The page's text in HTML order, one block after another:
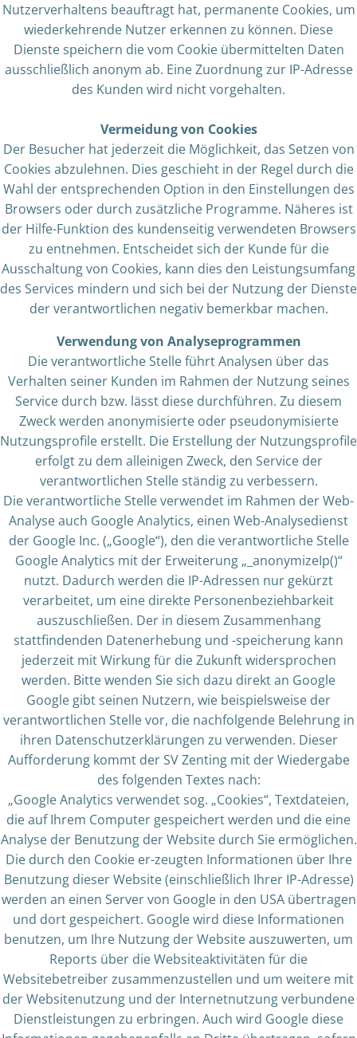
Nutzerverhaltens beauftragt hat, permanente Cookies, um
wiederkehrende Nutzer erkennen zu können. Diese
Dienste speichern die vom Cookie übermittelten Daten
ausschließlich anonym ab. Eine Zuordnung zur IP-Adresse
des Kunden wird nicht vorgehalten.
Vermeidung von Cookies
Der Besucher hat jederzeit die Möglichkeit, das Setzen von
Cookies abzulehnen. Dies geschieht in der Regel durch die
Wahl der entsprechenden Option in den Einstellungen des
Browsers oder durch zusätzliche Programme. Näheres ist
der Hilfe-Funktion des kundenseitig verwendeten Browsers
zu entnehmen. Entscheidet sich der Kunde für die
Ausschaltung von Cookies, kann dies den Leistungsumfang
des Services mindern und sich bei der Nutzung der Dienste
der verantwortlichen negativ bemerkbar machen.
Verwendung von Analyseprogrammen
Die verantwortliche Stelle führt Analysen über das
Verhalten seiner Kunden im Rahmen der Nutzung seines
Service durch bzw. lässt diese durchführen. Zu diesem
Zweck werden anonymisierte oder pseudonymisierte
Nutzungsprofile erstellt. Die Erstellung der Nutzungsprofile
erfolgt zu dem alleinigen Zweck, den Service der
verantwortlichen Stelle ständig zu verbessern.
Die verantwortliche Stelle verwendet im Rahmen der Web-
Analyse auch Google Analytics, einen Web-Analysedienst
der Google Inc. („Google“), den die verantwortliche Stelle
Google Analytics mit der Erweiterung „_anonymizeIp()“
nutzt. Dadurch werden die IP-Adressen nur gekürzt
verarbeitet, um eine direkte Personenbeziehbarkeit
auszuschließen. Der in diesem Zusammenhang
stattfindenden Datenerhebung und -speicherung kann
jederzeit mit Wirkung für die Zukunft widersprochen
werden. Bitte wenden Sie sich dazu direkt an Google
Google gibt seinen Nutzern, wie beispielsweise der
verantwortlichen Stelle vor, die nachfolgende Belehrung in
ihren Datenschutzerklärungen zu verwenden. Dieser
Aufforderung kommt der SV Zenting mit der Wiedergabe
des folgenden Textes nach:
„Google Analytics verwendet sog. „Cookies“, Textdateien,
die auf Ihrem Computer gespeichert werden und die eine
Analyse der Benutzung der Website durch Sie ermöglichen.
Die durch den Cookie er-zeugten Informationen über Ihre
Benutzung dieser Website (einschließlich Ihrer IP-Adresse)
werden an einen Server von Google in den USA übertragen
und dort gespeichert. Google wird diese Informationen
benutzen, um Ihre Nutzung der Website auszuwerten, um
Reports über die Websiteaktivitäten für die
Websitebetreiber zusammenzustellen und um weitere mit
der Websitenutzung und der Internetnutzung verbundene
Dienstleistungen zu erbringen. Auch wird Google diese